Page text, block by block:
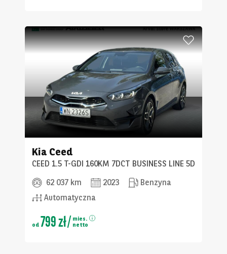
Kia Ceed
CEED 1.5 T-GDI 160KM 7DCT BUSINESS LINE 5D
62 037 km
2023
Benzyna
Automatyczna
od 799 zł/ mies.
netto